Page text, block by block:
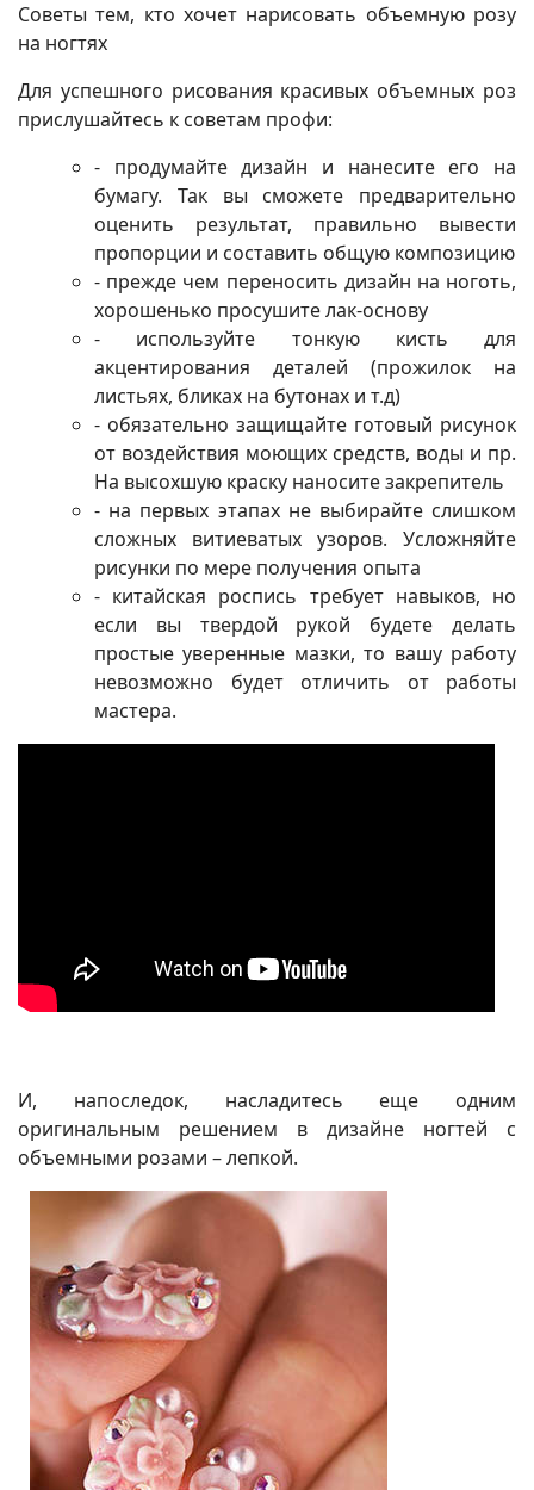
Советы тем, кто хочет нарисовать объемную розу
на ногтях
Для успешного рисования красивых объемных роз
прислушайтесь к советам профи:
- продумайте дизайн и нанесите его на
бумагу. Так вы сможете предварительно
оценить результат, правильно вывести
пропорции и составить общую композицию
- прежде чем переносить дизайн на ноготь,
хорошенько просушите лак-основу
- используйте тонкую кисть для
акцентирования деталей (прожилок на
листьях, бликах на бутонах и т.д)
- обязательно защищайте готовый рисунок
от воздействия моющих средств, воды и пр.
На высохшую краску наносите закрепитель
- на первых этапах не выбирайте слишком
сложных витиеватых узоров. Усложняйте
рисунки по мере получения опыта
- китайская роспись требует навыков, но
если вы твердой рукой будете делать
простые уверенные мазки, то вашу работу
невозможно будет отличить от работы
мастера.
И, напоследок, насладитесь еще одним
оригинальным решением в дизайне ногтей с
объемными розами – лепкой.